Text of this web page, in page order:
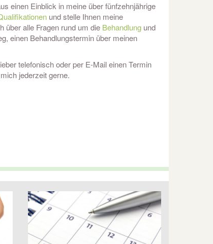
einen Einblick in meine über fünfzehnjährige
und stelle Ihnen meine
über alle Fragen rund um die Behandlung und
einen Behandlungstermin über meinen
telefonisch oder per E-Mail einen Termin
jederzeit gerne.